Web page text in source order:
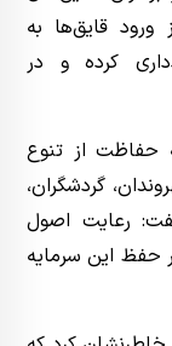
ورود قایق‌ها به
کرده و در
حفاظت از تنوع
گردشگران،
رعایت اصول
این سرمایه